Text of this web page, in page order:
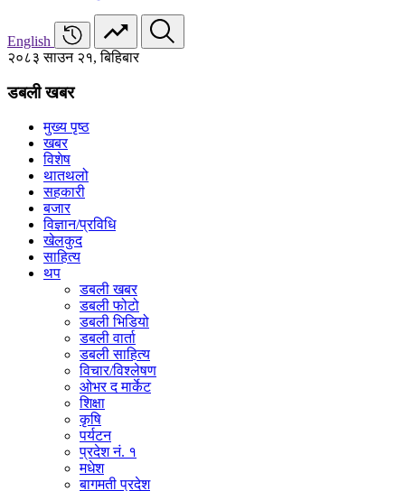
English
२०८३ साउन २१, बिहिबार
डबली खबर
मुख्य पृष्ठ
खबर
विशेष
थातथलो
सहकारी
बजार
विज्ञान/प्रविधि
खेलकुद
साहित्य
थप
डबली खबर
डबली फोटो
डबली भिडियो
डबली वार्ता
डबली साहित्य
विचार/विश्‍लेषण
ओभर द मार्केट
शिक्षा
कृषि
पर्यटन
प्रदेश नं. १
मधेश
बागमती प्रदेश